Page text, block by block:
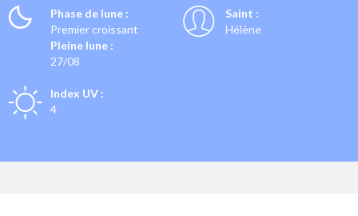
Phase de lune :
Premier croissant
Pleine lune :
27/08
Saint :
Hélène
Index UV :
4